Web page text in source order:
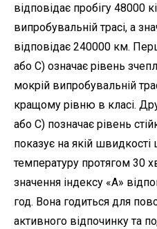
відповідає пробігу 48000
випробувальній трасі, а
відповідає 240000 км.
або С) означає рівень
мокрій випробувальній
кращому рівню в класі.
або С) позначає рівень
показує на якій
температуру протягом 30
значення індексу «А»
год. Вона годиться для
активного відпочинку та